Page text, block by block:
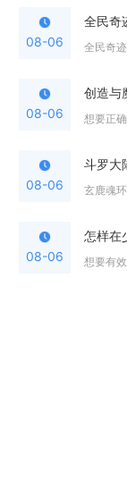
08-06
全民奇
08-06
08-06
斗罗大
08-06
怎样在